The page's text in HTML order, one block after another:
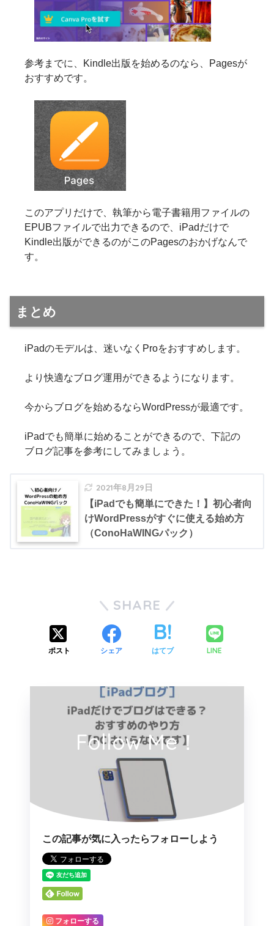
参考までに、Kindle出版を始めるのなら、Pagesが
おすすめです。
このアプリだけで、執筆から電子書籍用ファイルの
EPUBファイルで出力できるので、iPadだけで
Kindle出版ができるのがこのPagesのおかげなんで
す。
まとめ
iPadのモデルは、迷いなくProをおすすめします。
より快適なブログ運用ができるようになります。
今からブログを始めるならWordPressが最適です。
iPadでも簡単に始めることができるので、下記の
ブログ記事を参考にしてみましょう。
2021年8月29日
【iPadでも簡単にできた！】初心者向
けWordPressがすぐに使える始め方
（ConoHaWINGパック）
SHARE
ポスト シェア はてブ LINE
Follow Me！
この記事が気に入ったらフォローしよう
フォローする